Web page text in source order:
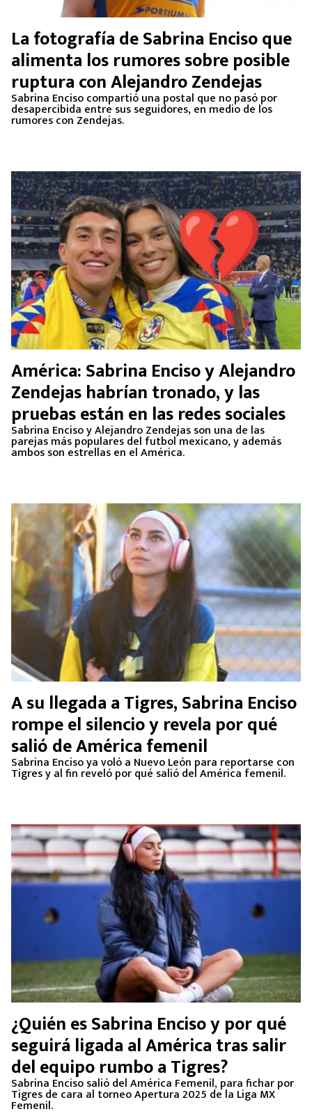
La fotografía de Sabrina Enciso que
alimenta los rumores sobre posible
ruptura con Alejandro Zendejas
Sabrina Enciso compartió una postal que no pasó por
desapercibida entre sus seguidores, en medio de los
rumores con Zendejas.
América: Sabrina Enciso y Alejandro
Zendejas habrían tronado, y las
pruebas están en las redes sociales
Sabrina Enciso y Alejandro Zendejas son una de las
parejas más populares del futbol mexicano, y además
ambos son estrellas en el América.
A su llegada a Tigres, Sabrina Enciso
rompe el silencio y revela por qué
salió de América femenil
Sabrina Enciso ya voló a Nuevo León para reportarse con
Tigres y al fin reveló por qué salió del América femenil.
¿Quién es Sabrina Enciso y por qué
seguirá ligada al América tras salir
del equipo rumbo a Tigres?
Sabrina Enciso salió del América Femenil, para fichar por
Tigres de cara al torneo Apertura 2025 de la Liga MX
Femenil.